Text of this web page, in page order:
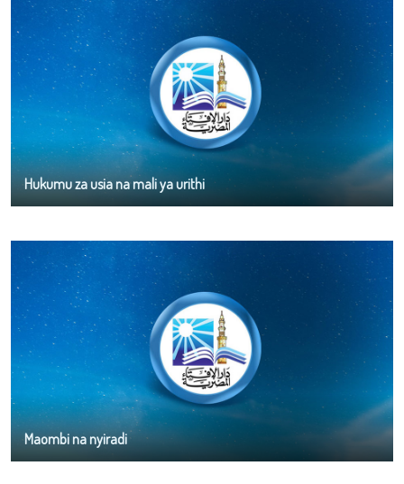
Hukumu za usia na mali ya urithi
Maombi na nyiradi